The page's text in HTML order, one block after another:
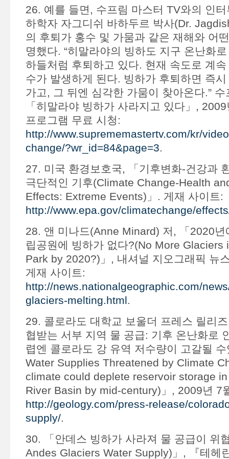
26. 예를 들면, 수프림 마스터 TV와의 인
하학자 자그디쉬 바하두르 박사(Dr.
의 후퇴가 홍수 및 가뭄과 같은 재해와 어
명했다. “히말라야의 빙하도 지구 온난화
하들처럼 후퇴하고 있다. 현재 속도로 계
수가 발생하게 된다. 빙하가 후퇴하면 즉
가고, 그 뒤엔 심각한 가뭄이 찾아온다.”
「히말라야 빙하가 사라지고 있다」,
프로그램 무료 시청:
http://www.suprememastertv.com/kr/
change/?wr_id=84&page=3.
27. 미국 환경보호국, 「기후변화-건강과
극단적인 기후(Climate Change-Health
Effects: Extreme Events)」. 게재 사이트:
http://www.epa.gov/climatechange/
28. 앤 미나드(Anne Minard) 저, 「2020년
립공원에 빙하가 없다?(No More Glaciers
Park by 2020?)」, 내셔널 지오그래픽 뉴
게재 사이트:
http://news.nationalgeographic.com/
glaciers-melting.html.
29. 콜로라도 대학교 보울더 프레스 릴리
협받는 서부 지역 물 공급: 기후 온난화로
렵엔 콜로라도 강 유역 저수량이 고갈될
Water Supplies Threatened by Climate
climate could deplete reservoir storage
River Basin by mid-century)」, 2009년 7
http://geology.com/press-release/
supply/.
30. 「안데스 빙하가 사라져 물 공급이 위
Andes Glaciers Water Supply)」, 『테헤